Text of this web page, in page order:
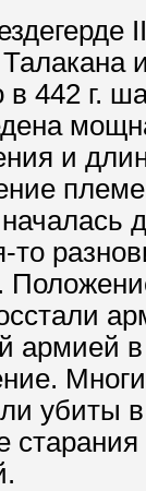
в 442 г.
и
то
армией
убиты